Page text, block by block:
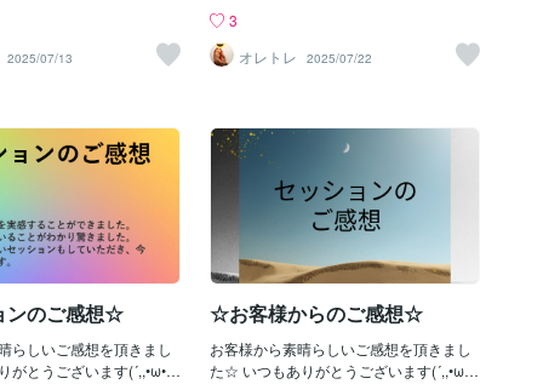
ストの関係肩こりとバス
な関係があるのでしょう
りが原因で胸が小さくな
や酸素が十分に届かなく
また、肩こりで背中の筋
りするリスクが高まりま
は姿勢の悪さになります。
通り猫背や巻き肩により
し、胸の筋肉が緩みそし
。こうなると相対的にバ
元のラインが気になる…
も思い当たることがある
筋肉不足による姿勢の崩
てくれる味方になりま
は「時間がない」「余裕
わかりやすくご紹介しま
事で姿勢が崩れる理由骨
プの女性（＝上半身が華
にくい体型）は、日々の
児でこんな姿勢を続けが
クワークスマホやパソコ
ての猫背結果として…背
2025/07/13
た…」このブログに辿りついたあなた
は、きっと“なんとなくの不調”を見過ご
せずにいる感性の高い方だと思います。
象を持つ体型です。しかし、だからこそ
──筋肉で姿勢やバストを支える力が弱く
なりやすい。姿勢の崩れ、バストの下
垂、呼吸の浅さ、疲れやすさ…これら
は、年齢ではなく、胸と背中の筋力不足
という“シンプルな原因”から来ているこ
とが非常に多いのです。この記事では、1
5年現場で女性の身体に向き合ってきたプ
ロトレーナーが、骨格ウェーブ女性のた
骨格ウェーブ体型の核心：筋肉で支えら
れない骨格ウェーブ女性の身体構造は、
3
オレトレ
2025/07/22
のご感想☆
らしいご感想を頂きまし
とうございます(´,,•ω•,,
☆お客様からのご感想☆
お客様から素晴らしいご感想を頂きまし
た☆ いつもありがとうございます(´,,•ω•,,